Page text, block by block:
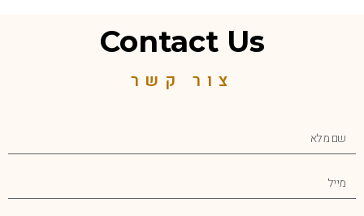
Contact Us
צור קשר